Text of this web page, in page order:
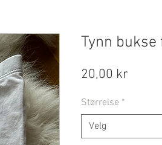
Tynn bukse
20,00 kr
Størrelse *
Velg